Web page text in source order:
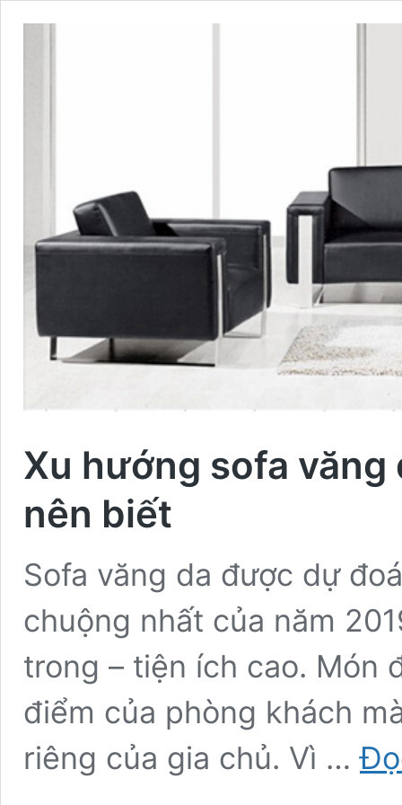
Xu hướng sofa văng
nên biết
Sofa văng da được dự
chuộng nhất của năm
trong – tiện ích cao. Món
điểm của phòng khách
riêng của gia chủ. Vì …